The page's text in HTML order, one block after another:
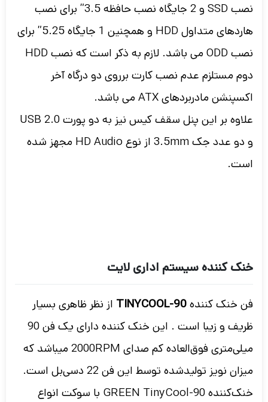
نصب SSD و 2 جایگاه نصب حافظه 3.5” برای نصب
هاردهای متداول HDD و همچنین 1 جایگاه 5.25” برای
نصب ODD می باشد. لازم به ذکر است که نصب HDD
دوم مستلزم عدم نصب کارت برروی دو درگاه آخر
اکسپنشن مادربردهای ATX می باشد.
علاوه بر این پنل سقف کیس نیز به دو پورت USB 2.0
و دو عدد جک 3.5mm از نوع HD Audio مجهز شده
است.
خنک کننده سیستم اداری لایت
فن خنک کنندهTINYCOOL-90 از نظر ظاهری بسیار
ظریف و زیبا است . این خنک کننده دارای یک فن 90
میلی‌متری فوق‌العاده کم صدای 2000RPM میباشد که
میزان نویز تولیدشده توسط این فن 22 دسی‌بل است.
خنک‌کننده GREEN TinyCool-90 با سوکت انواع